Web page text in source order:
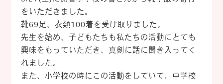
をいただきました。
靴69足、衣類100着を受け取りました。
先生を始め、子どもたちも私たちの活動にとても
興味をもっていただき、真剣に話に聞き入ってく
れました。
また、小学校の時にこの活動をしていて、中学校